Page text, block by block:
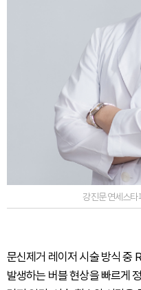
강진문 연세스타
문신제거 레이저 시술 방식 중
발생하는 버블 현상을 빠르게